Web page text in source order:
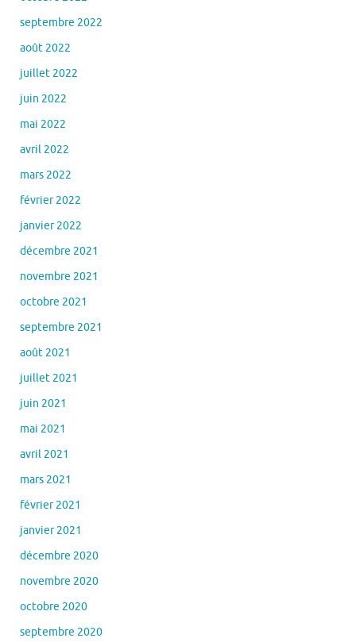
septembre 2022
août 2022
juillet 2022
juin 2022
mai 2022
avril 2022
mars 2022
février 2022
janvier 2022
décembre 2021
novembre 2021
octobre 2021
septembre 2021
août 2021
juillet 2021
juin 2021
mai 2021
avril 2021
mars 2021
février 2021
janvier 2021
décembre 2020
novembre 2020
octobre 2020
septembre 2020